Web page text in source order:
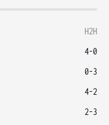
H2H
4-0
0-3
4-2
2-3